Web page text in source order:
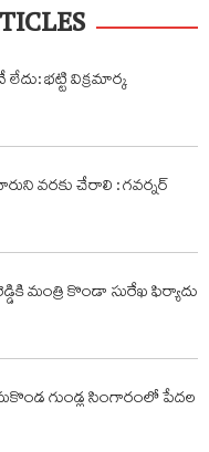
భట్టి విక్రమార్క
వరకు చేరాలి : గవర్నర్‌
మంత్రి కొండా సురేఖ ఫిర్యాదు
గుండ్ల సింగారంలో పేదల